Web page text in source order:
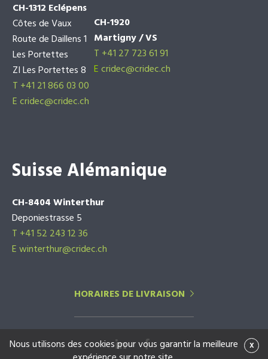
CH-1312 Eclépens
Côtes de Vaux
Route de Daillens 1
Les Portettes
ZI Les Portettes 8
T +41 21 866 03 00
Ecridec@cridec.ch
CH-1920
Martigny / VS
T +41 27 723 61 91
Ecridec@cridec.ch
Suisse Alémanique
CH-8404 Winterthur
Deponiestrasse 5
T +41 52 243 12 36
E winterthur@cridec.ch
HORAIRES DE LIVRAISON
x
Nous utilisons des cookies pour vous garantir la meilleure